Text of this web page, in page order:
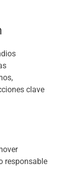
clave
responsable